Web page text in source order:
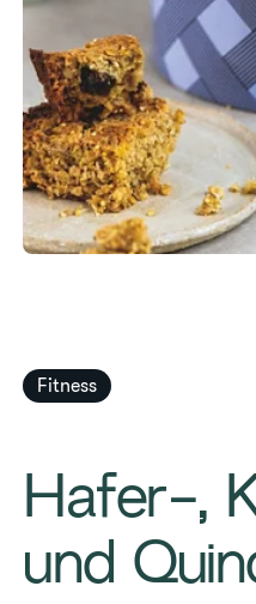
Fitness
Hafer-,
und